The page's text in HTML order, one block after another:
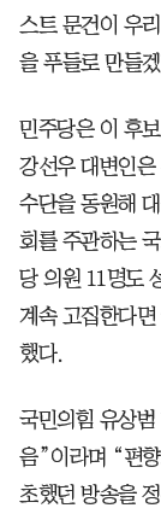
스트 문건이 우
을 푸들로 만들
민주당은 이 후
강선우 대변인
수단을 동원해
회를 주관하는
당 의원 11명도
계속 고집한다
했다.
국민의힘 유상
음”이라며 “편
초했던 방송을